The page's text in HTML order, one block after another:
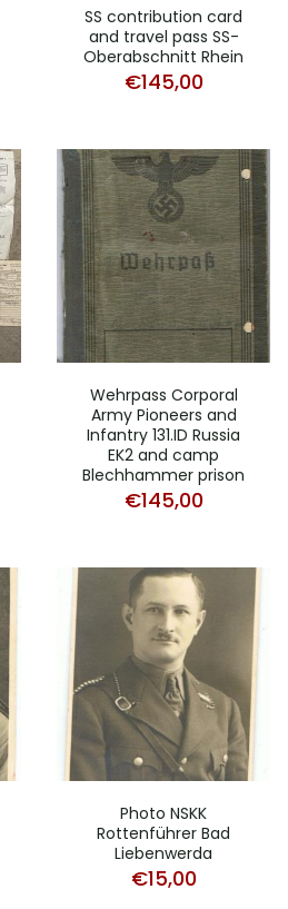
SS contribution card
and travel pass SS-
Oberabschnitt Rhein
€145,00
Wehrpass Corporal
Army Pioneers and
Infantry 131.ID Russia
EK2 and camp
Blechhammer prison
€145,00
Photo NSKK
Rottenführer Bad
Liebenwerda
€15,00